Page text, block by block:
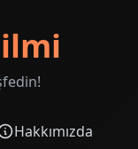
Hakkımızda